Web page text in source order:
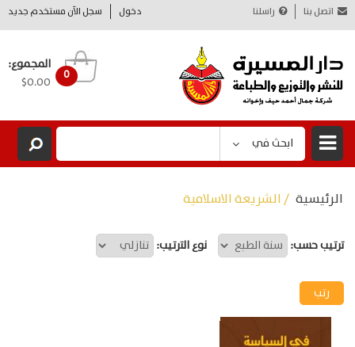
دخول سجل الآن مستخدم جديد اتصل بنا راسلنا
0
المجموع:
$0.00
ابحث في
الرئيسية / الشريعة الاسلامية
ترتيب حسب: نوع الترتيب: